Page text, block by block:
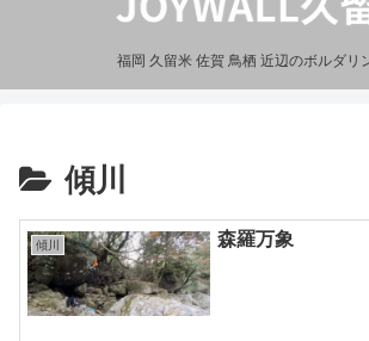
福岡 久留米 佐賀 鳥栖 近辺のボルダリ
傾川
傾川 森羅万象